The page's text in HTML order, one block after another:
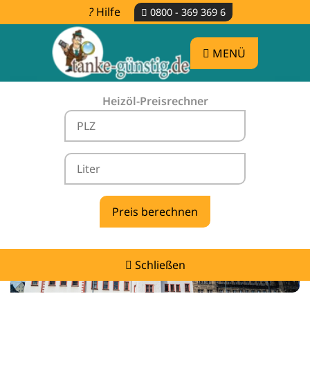
Hilfe 0800 - 369 369 6
MENÜ
Heizöl-Preisrechner
Schließen
Heizölpreise Oberschöna -
vergleichen & günstig tanken